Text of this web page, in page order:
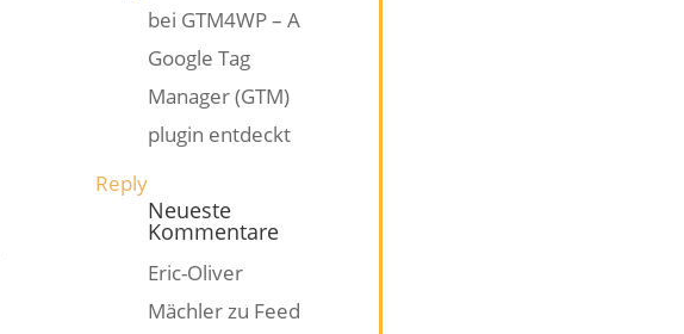
Reply
bei GTM4WP – A
Google Tag
Manager (GTM)
plugin entdeckt
Neueste
Kommentare
Eric-Oliver
Mächlerzu Feed